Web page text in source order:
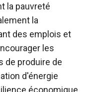
la pauvreté
la
des emplois et
les
de produire de
d'énergie
économique